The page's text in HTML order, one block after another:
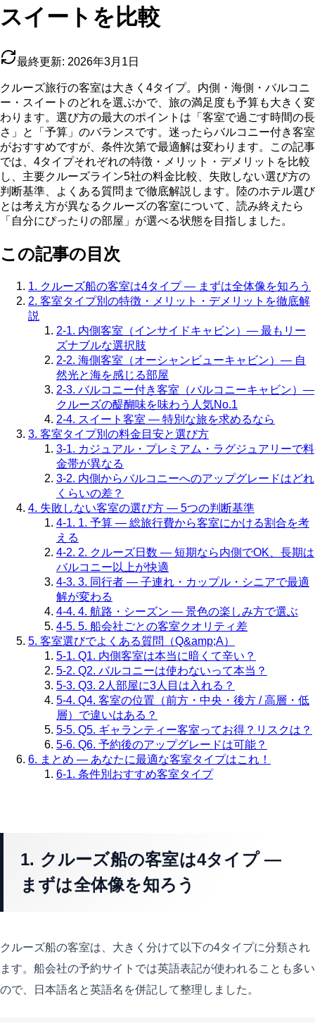
スイートを比較
最終更新: 2026年3月1日
クルーズ旅行の客室は大きく4タイプ。内側・海側・バルコニ
ー・スイートのどれを選ぶかで、旅の満足度も予算も大きく変
わります。選び方の最大のポイントは「客室で過ごす時間の長
さ」と「予算」のバランスです。迷ったらバルコニー付き客室
がおすすめですが、条件次第で最適解は変わります。この記事
では、4タイプそれぞれの特徴・メリット・デメリットを比較
し、主要クルーズライン5社の料金比較、失敗しない選び方の
判断基準、よくある質問まで徹底解説します。陸のホテル選び
とは考え方が異なるクルーズの客室について、読み終えたら
「自分にぴったりの部屋」が選べる状態を目指しました。
この記事の目次
1. クルーズ船の客室は4タイプ — まずは全体像を知ろう
2. 客室タイプ別の特徴・メリット・デメリットを徹底解
説
2-1. 内側客室（インサイドキャビン）— 最もリー
ズナブルな選択肢
2-2. 海側客室（オーシャンビューキャビン）— 自
然光と海を感じる部屋
2-3. バルコニー付き客室（バルコニーキャビン）—
クルーズの醍醐味を味わう人気No.1
2-4. スイート客室 — 特別な旅を求めるなら
3. 客室タイプ別の料金目安と選び方
3-1. カジュアル・プレミアム・ラグジュアリーで料
金帯が異なる
3-2. 内側からバルコニーへのアップグレードはどれ
くらいの差？
4. 失敗しない客室の選び方 — 5つの判断基準
4-1. 1. 予算 — 総旅行費から客室にかける割合を考
える
4-2. 2. クルーズ日数 — 短期なら内側でOK、長期は
バルコニー以上が快適
4-3. 3. 同行者 — 子連れ・カップル・シニアで最適
解が変わる
4-4. 4. 航路・シーズン — 景色の楽しみ方で選ぶ
4-5. 5. 船会社ごとの客室クオリティ差
5. 客室選びでよくある質問（Q&amp;A）
5-1. Q1. 内側客室は本当に暗くて辛い？
5-2. Q2. バルコニーは使わないって本当？
5-3. Q3. 2人部屋に3人目は入れる？
5-4. Q4. 客室の位置（前方・中央・後方 / 高層・低
層）で違いはある？
5-5. Q5. ギャランティー客室ってお得？リスクは？
5-6. Q6. 予約後のアップグレードは可能？
6. まとめ — あなたに最適な客室タイプはこれ！
6-1. 条件別おすすめ客室タイプ
1. クルーズ船の客室は4タイプ —
まずは全体像を知ろう
クルーズ船の客室は、大きく分けて以下の4タイプに分類され
ます。船会社の予約サイトでは英語表記が使われることも多い
ので、日本語名と英語名を併記して整理しました。